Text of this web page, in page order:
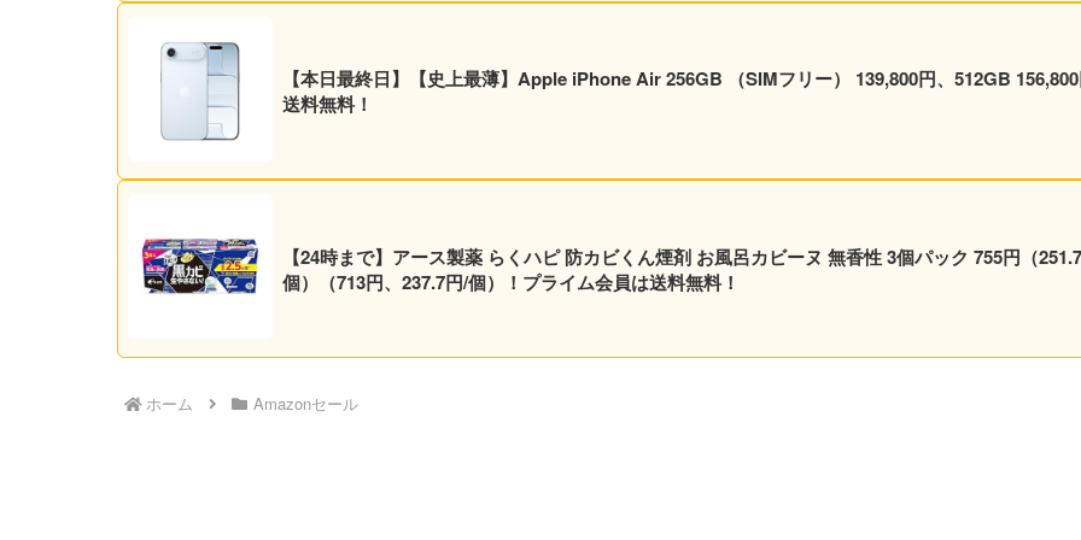
【本日最終日】【史上最薄】Apple iPhone Air 256GB （SIMフリー） 139,800円、512GB
送料無料！
【24時まで】アース製薬 らくハピ 防カビくん煙剤 お風呂カビーヌ 無香性 3個パック 755円（251.7円/
個）（713円、237.7円/個）！プライム会員は送料無料！
ホーム Amazonセール